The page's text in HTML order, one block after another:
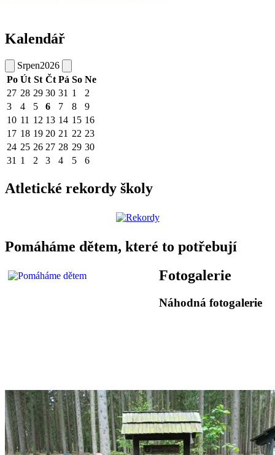
Kalendář
Srpen2026
Po Út St Čt Pá So Ne
27 28 29 30 31 1
2
3
4 5 6 7 8
9
10 11 12 13 14 15 16
17 18 19 20 21 22 23
24 25 26 27 28 29 30
31 1 2 3 4 5 6
Atletické rekordy školy
Pomáháme dětem, které to potřebují
Fotogalerie
Náhodná fotogalerie